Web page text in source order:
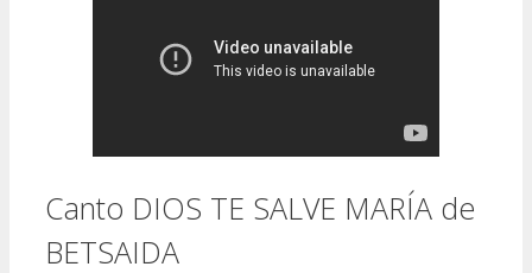
Canto DIOS TE SALVE MARÍA de
BETSAIDA